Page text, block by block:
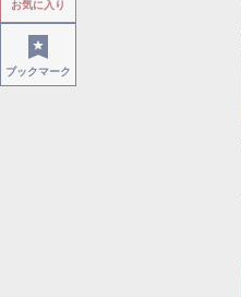
お気に入り
ブックマーク